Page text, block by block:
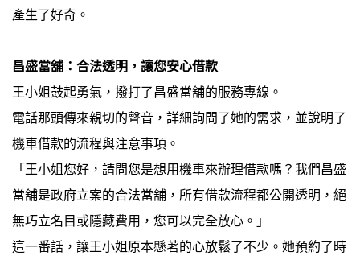
產生了好奇。
昌盛當舖：合法透明，讓您安心借款
王小姐鼓起勇氣，撥打了昌盛當舖的服務專線。
電話那頭傳來親切的聲音，詳細詢問了她的需求，並說明了
機車借款的流程與注意事項。
「王小姐您好，請問您是想用機車來辦理借款嗎？我們昌盛
當舖是政府立案的合法當舖，所有借款流程都公開透明，絕
無巧立名目或隱藏費用，您可以完全放心。」
這一番話，讓王小姐原本懸著的心放鬆了不少。她預約了時